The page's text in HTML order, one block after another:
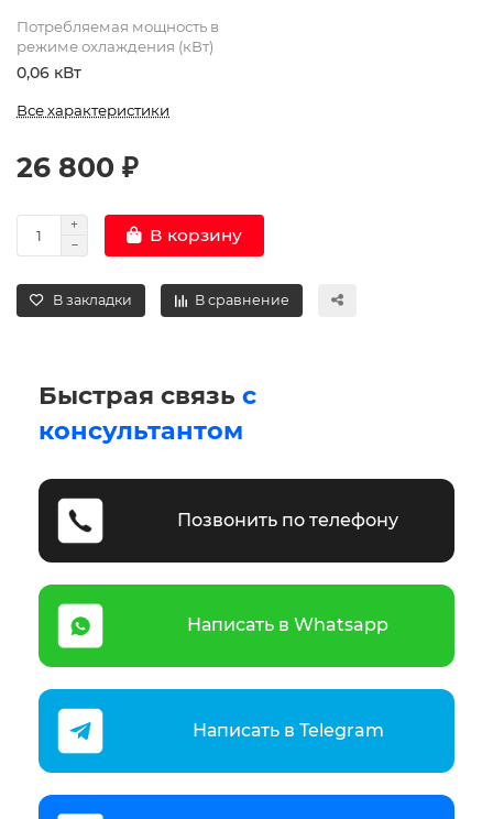
Потребляемая мощность в
режиме охлаждения (кВт)
0,06 кВт
Все характеристики
26 800 ₽
В корзину
В закладки В сравнение
Быстрая связь с
консультантом
Позвонить по телефону
Написать в Whatsapp
Написать в Telegram